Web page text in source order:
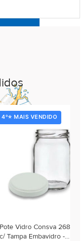
4º⭐ MAIS VENDIDO
Pote Vidro Consva 268 ml
c/ Tampa Embavidro -